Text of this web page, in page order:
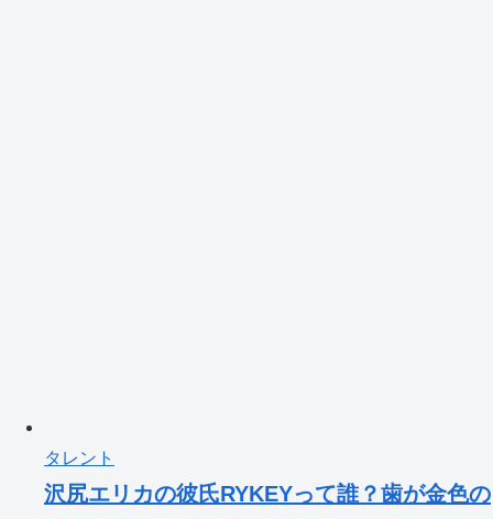
タレント
沢尻エリカの彼氏RYKEYって誰？歯が金色の